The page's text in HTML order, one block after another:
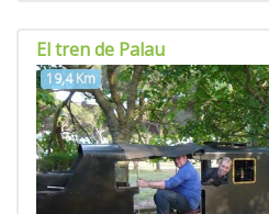
El tren de Palau
19,4 Km